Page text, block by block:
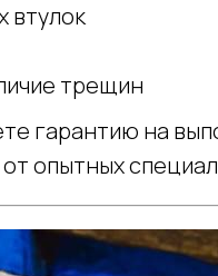
втулок
трещин
гарантию на
опытных